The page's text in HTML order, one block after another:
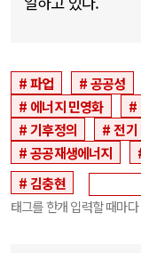
파업 공공성
에너지 민영화
기후정의
전기
공공재생에너지
김충현
태그를 한개 입력할 때마